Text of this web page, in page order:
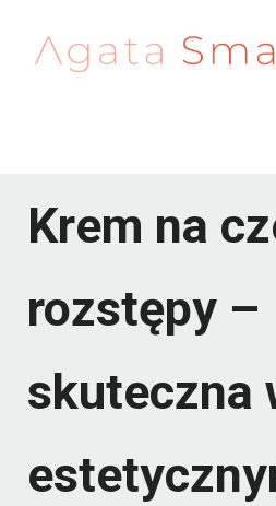
Krem na
rozstępy –
skuteczna